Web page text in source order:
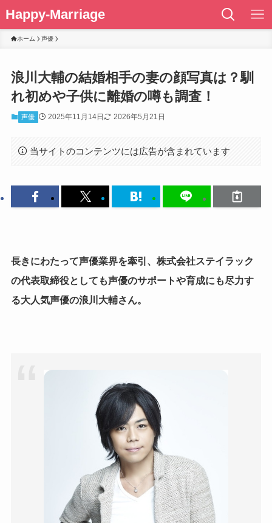
Happy-Marriage
ホーム 声優
浪川大輔の結婚相手の妻の顔写真は？馴
れ初めや子供に離婚の噂も調査！
声優 2025年11月14日 2026年5月21日
当サイトのコンテンツには広告が含まれています
長きにわたって声優業界を牽引、株式会社ステイラック
の代表取締役としても声優のサポートや育成にも尽力す
る大人気声優の浪川大輔さん。